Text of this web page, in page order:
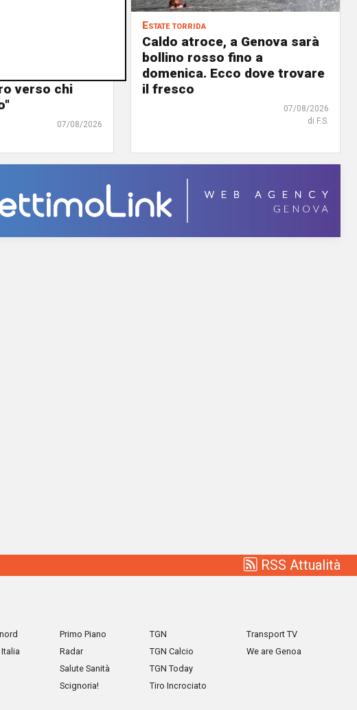
(Medio
nessuno, ma
verso chi
07/08/2026
Estate torrida
Caldo atroce, a Genova sarà
bollino rosso fino a
domenica. Ecco dove trovare
il fresco
07/08/2026
di F.S.
RSS Attualità
Primo Piano
Radar
Salute Sanità
Scignoria!
TGN
TGN Calcio
TGN Today
Tiro Incrociato
Transport TV
We are Genoa